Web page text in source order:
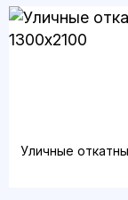
Уличные